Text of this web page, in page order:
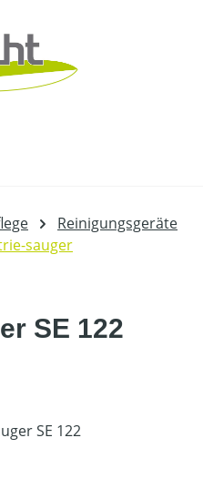
Reinigungsgeräte
sauger
SE 122